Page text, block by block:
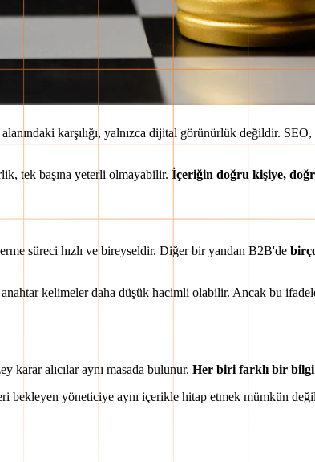
alanındaki karşılığı, yalnızca dijital görünürlük değildir. SEO,
tek başına yeterli olmayabilir. İçeriğin doğru kişiye,
süreci hızlı ve bireyseldir. Diğer bir yandan B2B'de
kelimeler daha düşük hacimli olabilir. Ancak bu
karar alıcılar aynı masada bulunur. Her biri farklı bir bilgi
bekleyen yöneticiye aynı içerikle hitap etmek mümkün